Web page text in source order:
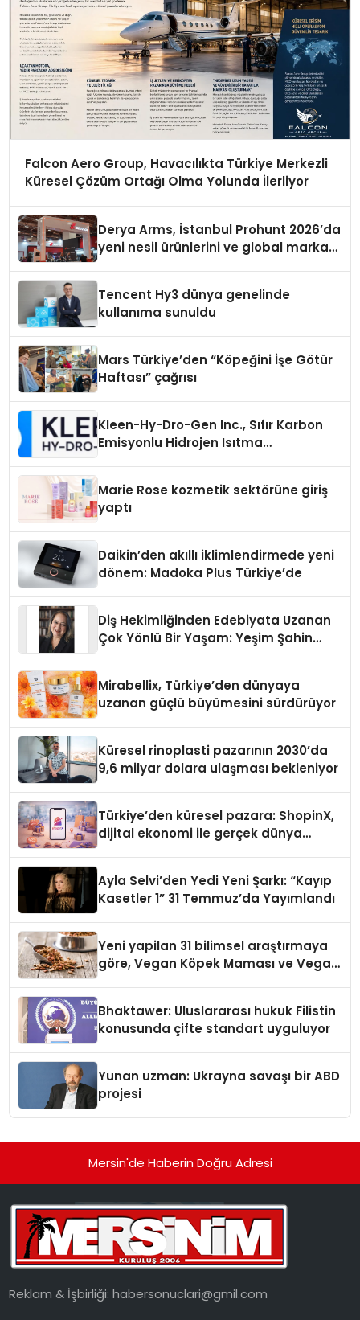
Falcon Aero Group, Havacılıkta Türkiye Merkezli
Küresel Çözüm Ortağı Olma Yolunda İlerliyor
Derya Arms, İstanbul Prohunt 2026’da
yeni nesil ürünlerini ve global marka
Tencent Hy3 dünya genelinde
kullanıma sunuldu
Mars Türkiye’den “Köpeğini İşe Götür
Haftası” çağrısı
Kleen-Hy-Dro-Gen Inc., Sıfır Karbon
Emisyonlu Hidrojen Isıtma
Marie Rose kozmetik sektörüne giriş
yaptı
Daikin’den akıllı iklimlendirmede yeni
dönem: Madoka Plus Türkiye’de
Diş Hekimliğinden Edebiyata Uzanan
Çok Yönlü Bir Yaşam: Yeşim Şahin
Mirabellix, Türkiye’den dünyaya
uzanan güçlü büyümesini sürdürüyor
Küresel rinoplasti pazarının 2030’da
9,6 milyar dolara ulaşması bekleniyor
Türkiye’den küresel pazara: ShopinX,
dijital ekonomi ile gerçek dünya
Ayla Selvi’den Yedi Yeni Şarkı: “Kayıp
Kasetler 1” 31 Temmuz’da Yayımlandı
Yeni yapilan 31 bilimsel araştırmaya
göre, Vegan Köpek Maması ve Vegan
Bhaktawer: Uluslararası hukuk Filistin
konusunda çifte standart uyguluyor
Yunan uzman: Ukrayna savaşı bir ABD
projesi
Mersin'de Haberin Doğru Adresi
Reklam & İşbirliği:habersonuclari@gmil.com